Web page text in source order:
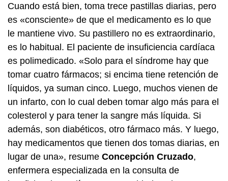
Cuando está bien, toma trece pastillas diarias, pero
es «consciente» de que el medicamento es lo que
le mantiene vivo. Su pastillero no es extraordinario,
es lo habitual. El paciente de insuficiencia cardíaca
es polimedicado. «Solo para el síndrome hay que
tomar cuatro fármacos; si encima tiene retención de
líquidos, ya suman cinco. Luego, muchos vienen de
un infarto, con lo cual deben tomar algo más para el
colesterol y para tener la sangre más líquida. Si
además, son diabéticos, otro fármaco más. Y luego,
hay medicamentos que tienen dos tomas diarias, en
lugar de una», resume Concepción Cruzado,
enfermera especializada en la consulta de